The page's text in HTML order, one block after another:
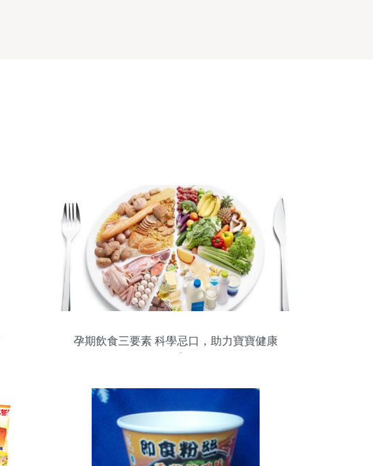
孕期飲食三要素 科學忌口，助力寶寶健康